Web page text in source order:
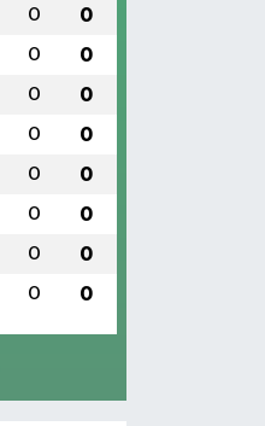
0 0
0 0
0 0
0 0
0 0
0 0
0 0
0 0